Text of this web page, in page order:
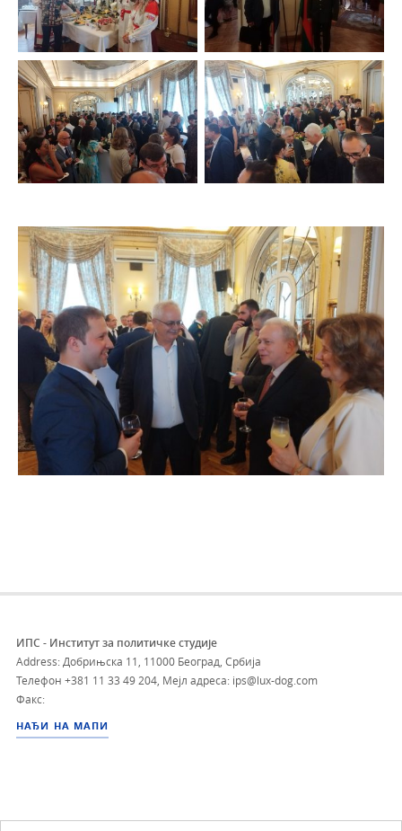
ИПС - Институт за политичке студије
Address: Добрињска 11, 11000 Београд, Србија
Телефон +381 11 33 49 204 Мејл адреса: ips@lux-dog.com
Факс:
НАЂИ НА МАПИ